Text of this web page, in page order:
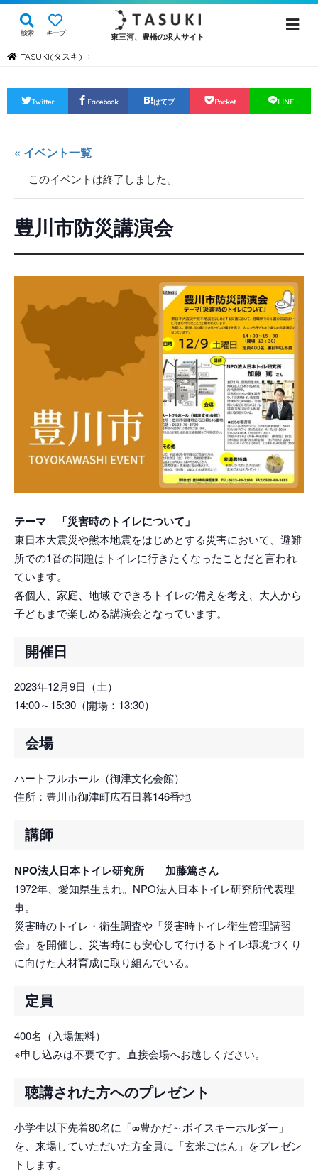
検索 キープ 東三河、豊橋の求人サイト
TASUKI(タスキ) ›
Twitter Facebook はてブ Pocket LINE
« イベント一覧
このイベントは終了しました。
豊川市防災講演会
テーマ 「災害時のトイレについて」
東日本大震災や熊本地震をはじめとする災害において、避難
所での1番の問題はトイレに行きたくなったことだと言われ
ています。
各個人、家庭、地域でできるトイレの備えを考え、大人から
子どもまで楽しめる講演会となっています。
開催日
2023年12月9日（土）
14:00～15:30（開場：13:30）
会場
ハートフルホール（御津文化会館）
住所：豊川市御津町広石日暮146番地
講師
NPO法人日本トイレ研究所 加藤篤さん
1972年、愛知県生まれ。NPO法人日本トイレ研究所代表理
事。
災害時のトイレ・衛生調査や「災害時トイレ衛生管理講習
会」を開催し、災害時にも安心して行けるトイレ環境づくり
に向けた人材育成に取り組んでいる。
定員
400名（入場無料）
※申し込みは不要です。直接会場へお越しください。
聴講された方へのプレゼント
小学生以下先着80名に「∞豊かだ～ボイスキーホルダー」
を、来場していただいた方全員に「玄米ごはん」をプレゼン
トします。